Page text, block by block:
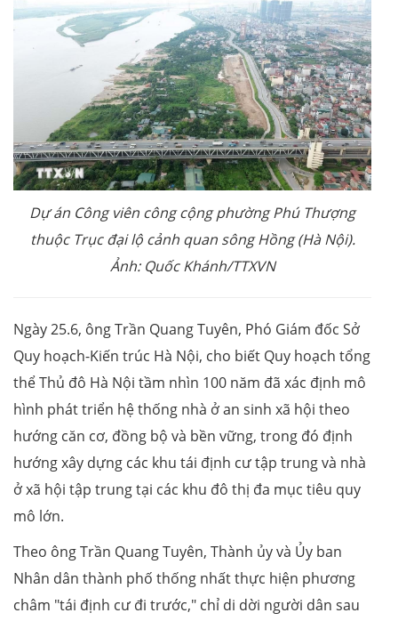
Dự án Công viên công cộng phường Phú Thượng
thuộc Trục đại lộ cảnh quan sông Hồng (Hà Nội).
Ảnh: Quốc Khánh/TTXVN
Ngày 25.6, ông Trần Quang Tuyên, Phó Giám đốc Sở
Quy hoạch-Kiến trúc Hà Nội, cho biết Quy hoạch tổng
thể Thủ đô Hà Nội tầm nhìn 100 năm đã xác định mô
hình phát triển hệ thống nhà ở an sinh xã hội theo
hướng căn cơ, đồng bộ và bền vững, trong đó định
hướng xây dựng các khu tái định cư tập trung và nhà
ở xã hội tập trung tại các khu đô thị đa mục tiêu quy
mô lớn.
Theo ông Trần Quang Tuyên, Thành ủy và Ủy ban
Nhân dân thành phố thống nhất thực hiện phương
châm "tái định cư đi trước," chỉ di dời người dân sau